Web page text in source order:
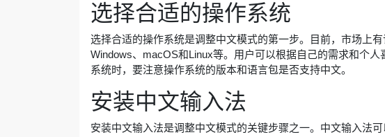
选择合适的操作系统
选择合适的操作系统是调整中文模式的第一步。目前，市场上
Windows、macOS和Linux等。用户可以根据自己的需求和个
系统时，要注意操作系统的版本和语言包是否支持中文。
安装中文输入法
安装中文输入法是调整中文模式的关键步骤之一。中文输入法